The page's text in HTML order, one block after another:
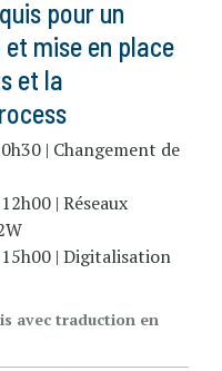
pour un
et mise en place
et la
| Changement de
| Réseaux
15h00 | Digitalisation
avec traduction en